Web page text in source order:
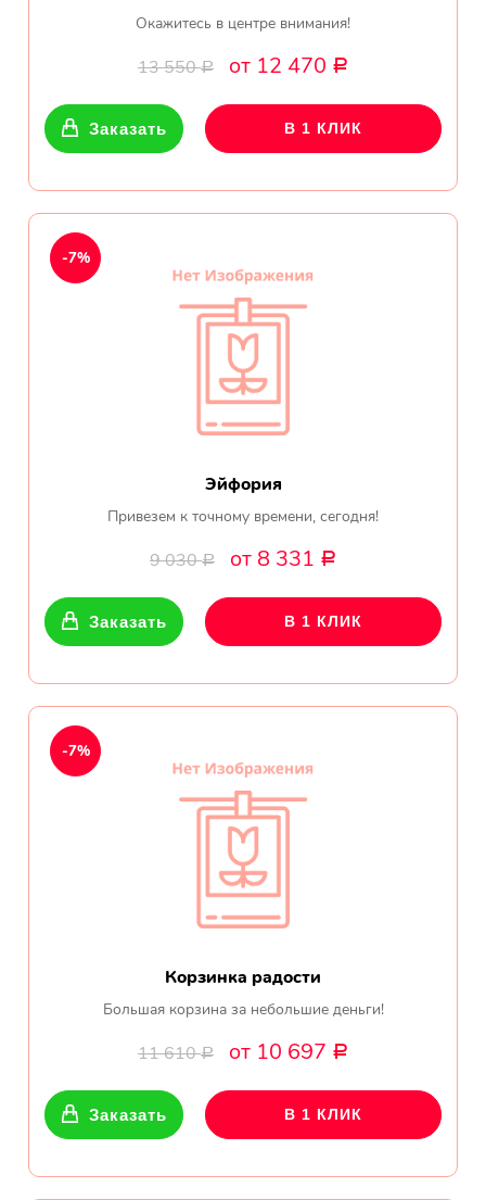
Окажитесь в центре внимания!
13 550Р от 12 470 Р
Заказать В 1 КЛИК
Эйфория
Привезем к точному времени, сегодня!
9 030Р от 8 331 Р
-7%
Заказать В 1 КЛИК
Корзинка радости
Большая корзина за небольшие деньги!
11 610Р от 10 697 Р
-7%
Заказать В 1 КЛИК